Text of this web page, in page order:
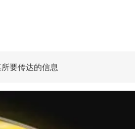
要传达的信息